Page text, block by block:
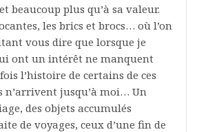
beaucoup plus qu’à sa valeur.
les brics et brocs… où l’on
vous dire que lorsque je
ont un intérêt ne manquent
l’histoire de certains de ces
n’arrivent jusqu’à moi… Un
des objets accumulés
de voyages, ceux d’une fin de